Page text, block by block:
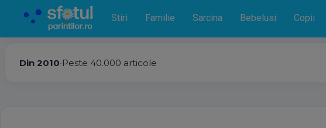
Stiri Familie Sarcina Bebelusi Copii
Din 2010•Peste 40.000 articole